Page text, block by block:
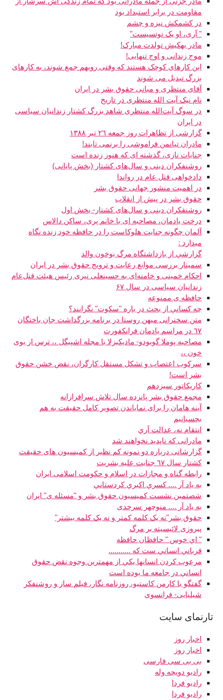
مقاومت در برابر استبداد بود
در کشمکش نیزه و چشم
" آری، او یک توتسی‏ست"
مادر بهکیش تولدت مبارک!
موج زندانی و اوج تنهایی!
این کارهای کوچک هستند که وقتی رویهم جمع شوند، به کارهای
بزرگ تبدیل می شوند
آقای منتظری و مبانی حقوق بشر در ایران
نام نیک آیت الله منتظری در تاریخ
در سوگ آیت‌الله منتظری شاهد بزرگ کشتار زندانیان سیاسی
در ایران
گزارشی از تظاهرات روز جمعه ٢٦ تیر ١٣٨٨
مادران تیانمن فراموشی را برنمی تابند!
جنایات نازی، گذشته ای که هنوز زنده است
روشنفکران دینی و سال‌های کشتار (بخش پایانی)
دادخواهی قتل عام در رواندا
در اهمیت منشور جهانی حقوق بشر
حقوق بشر در پيش از انقلاب
روشنفکران دینی و سال‌های کشتار- بخش اول
درخت یادمان، مصاحبه ای با خانم پری، ساکن دالاس
آلمان چگونه جنایت هلوکاست را در حافظه خود زنده نگاه
میدارد :
گزارشي از بازداشتگاه مرگ بوخون والد
سمینار بررسی موانع رعایت و ترویج حقوق بشر در ایران
احکام خمینی و خامنه‌ای به حسینعلی نیری رئیس هیئت قتل‌عام
زندانیان سیاسی در سال ۶۷
حافظه ی ممنوعه
چه کساني از بحث در باره "سکوت" نگرانند؟
متن سخنرانی میهن روستا در برنامه بزرگداشت جان باختگان
٦٧ در مراسم يادمان فرانکفورت
مصاحبه پوملا گوبودو- مادیکیزلا با مجله اشپيگل ،، ترس از بوی
خون ،،
سرکوب اعتصاب و تشکل مستقل کارگران، نقض خشن حقوق
بشر است!
کاريکاتور سيزدهم
مجمع حقوق بشر پانزده سال تلاش سرافرازانه
آينه هامان را برای نماياندن تصوير کامل حقيقت به هم
بچسبانيم
انتقام نه، عدالت آري
مادرانی که ناپدید نخواهند شد
گزارشاتی درباره دو نمونه کم نظیر از کمیسیون های حقیقت
كشتار سال ٦٧ جنايت عليه بشريت
رابطه گناه و مجازات در اسلام و حكومت اسلامى ايران
به ياد آر .... کسري اکبري کردستاني
شصتمين نشست کميسيون حقوق بشر و "مسئله ی" ايران
به ياد آر .... منوچهر سرحدی
حقوق بشر"نه يک کلمه کمتر و نه يک کلمه بيشتر"
پيروزی لائيسيته بر مرگ
" اي خوس " حافظان حافظه
قرباني انساني ست که ...........
مرعوب كردن انسانها يكي از مهمترين وجوه نقض حقوق
انساني در جامعه ما بوده است
گفتگو با کارمن کاستیو، روزنامه نگار، فیلم ساز و روشنفکر
شیلیایی- فرانسوی
تارنماى سايت
اخبار روز
اخبار روز
بی بی سی فارسی
رادیو دویچه‌ وله
رادیو فردا
رادیو فردا